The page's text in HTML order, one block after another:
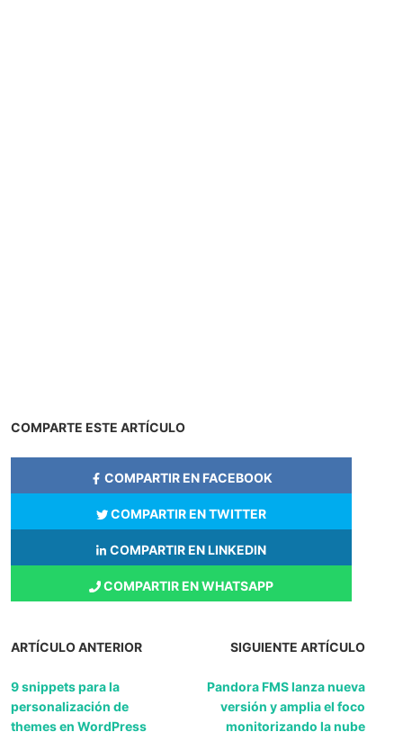
COMPARTE ESTE ARTÍCULO
COMPARTIR EN FACEBOOK
COMPARTIR EN TWITTER
COMPARTIR EN LINKEDIN
COMPARTIR EN WHATSAPP
ARTÍCULO ANTERIOR
9 snippets para la
personalización de
themes en WordPress
SIGUIENTE ARTÍCULO
Pandora FMS lanza nueva
versión y amplia el foco
monitorizando la nube